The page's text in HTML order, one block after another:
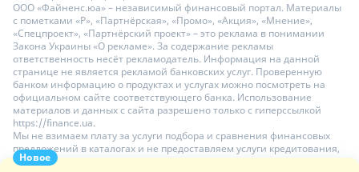
Новое
ООО «Файненс.юа» – независимый финансовый портал. Материалы
с пометками «Р», «Партнёрская», «Промо», «Акция», «Мнение»,
«Спецпроект», «Партнёрский проект» – это реклама в понимании
Закона Украины «О рекламе». За содержание рекламы
ответственность несёт рекламодатель. Информация на данной
странице не является рекламой банковских услуг. Проверенную
банком информацию о продуктах и услугах можно посмотреть на
официальном сайте соответствующего банка. Использование
материалов и данных с сайта разрешено только с гиперссылкой
https://finance.ua.
Мы не взимаем плату за услуги подбора и сравнения финансовых
предложений в каталогах и не предоставляем услуги кредитования,
размещения депозитов и страхования. Ваши личные данные на